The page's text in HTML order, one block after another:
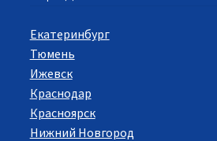
Екатеринбург
Тюмень
Ижевск
Краснодар
Красноярск
Нижний Новгород